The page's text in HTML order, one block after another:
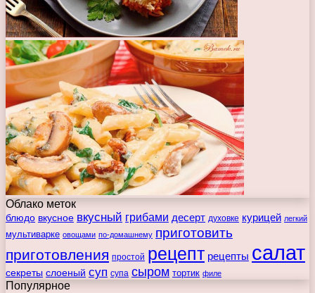
Облако меток
блюдо вкусное вкусный грибами десерт духовке курицей легкий
мультиварке овощами по-домашнему приготовить
приготовления простой рецепт рецепты салат
секреты слоеный суп супа сыром тортик филе
Популярное